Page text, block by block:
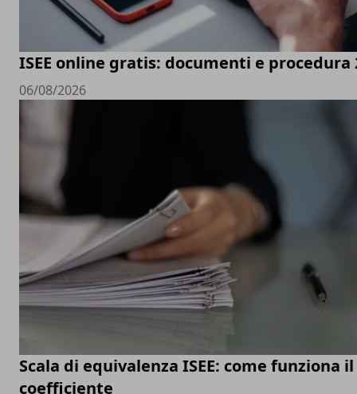
ISEE online gratis: documenti e procedura
06/08/2026
Scala di equivalenza ISEE: come funziona il
coefficiente